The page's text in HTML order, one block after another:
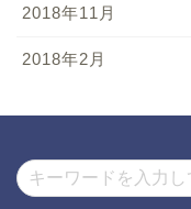
2018年11月
2018年2月